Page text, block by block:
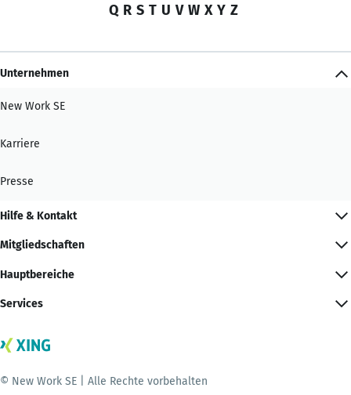
Q R S T U V W X Y Z
Unternehmen
New Work SE
Karriere
Presse
Hilfe & Kontakt
Mitgliedschaften
Hauptbereiche
Services
© New Work SE | Alle Rechte vorbehalten